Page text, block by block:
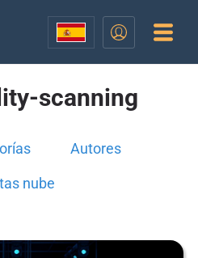
scanning
Autores
nube